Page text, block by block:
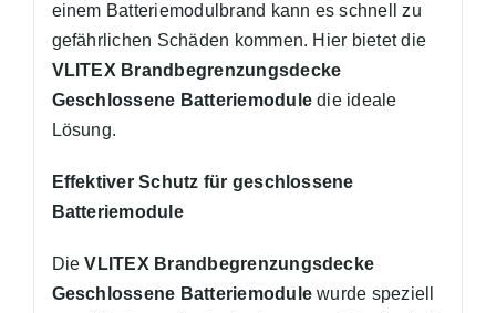
einem Batteriemodulbrand kann es schnell zu
gefährlichen Schäden kommen. Hier bietet die
VLITEX Brandbegrenzungsdecke
Geschlossene Batteriemodule die ideale
Lösung.
Effektiver Schutz für geschlossene
Batteriemodule
DieVLITEX Brandbegrenzungsdecke
Geschlossene Batteriemodule wurde speziell